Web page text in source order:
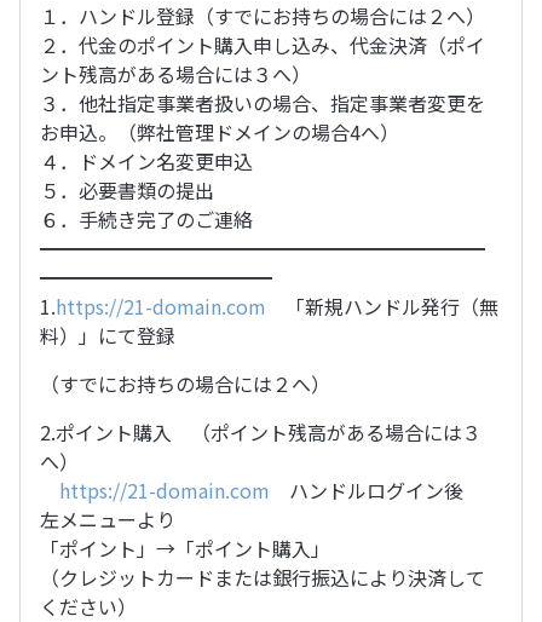
１．ハンドル登録（すでにお持ちの場合には２へ）
２．代金のポイント購入申し込み、代金決済（ポイ
ント残高がある場合には３へ）
３．他社指定事業者扱いの場合、指定事業者変更を
お申込。（弊社管理ドメインの場合4へ）
４．ドメイン名変更申込
５．必要書類の提出
６．手続き完了のご連絡
━━━━━━━━━━━━━━━━━━━━━━━
━━━━━━━━━━━━
1.https://21-domain.com 「新規ハンドル発行（無
料）」にて登録
（すでにお持ちの場合には２へ）
2.ポイント購入 （ポイント残高がある場合には３
へ）
https://21-domain.com ハンドルログイン後
左メニューより
「ポイント」→「ポイント購入」
（クレジットカードまたは銀行振込により決済して
ください）